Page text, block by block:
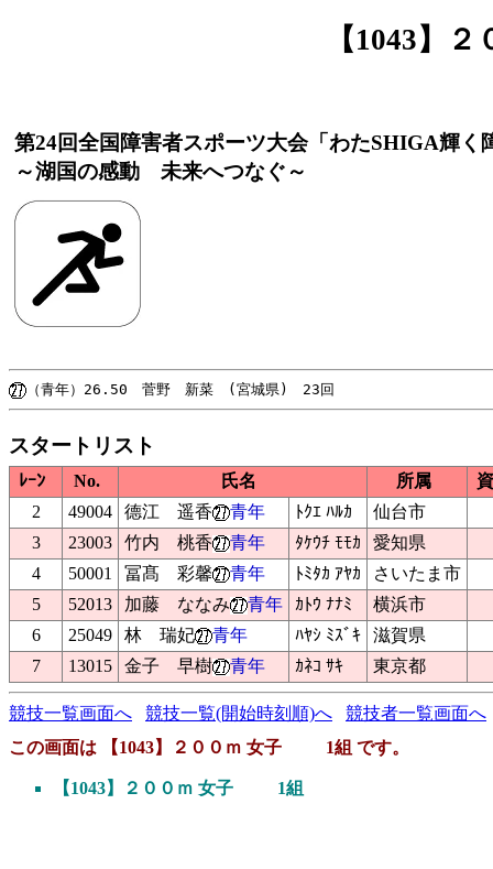
【1043】
第24回全国障害者スポーツ大会「わたSHIGA輝
～湖国の感動 未来へつなぐ～
スタートリスト
ﾚｰﾝ No. 氏名 所属
2
49004 德江 遥香 青年 ﾄｸｴ ﾊﾙｶ
仙台市
3
23003 竹内 桃香 青年 ﾀｹｳﾁ ﾓﾓｶ
愛知県
4
50001 冨髙 彩馨 青年 ﾄﾐﾀｶ ｱﾔｶ
さいたま市
5
52013 加藤 ななみ 青年 ｶﾄｳ ﾅﾅﾐ
横浜市
6
25049 林 瑞妃 青年 ﾊﾔｼ ﾐｽﾞｷ
滋賀県
7
13015 金子 早樹 青年 ｶﾈｺ ｻｷ 東京都
競技一覧画面へ 競技一覧(開始時刻順)へ
競技者一覧画面へ
この画面は 【1043】２００ｍ 女子 1組 です。
【1043】２００ｍ 女子 1組